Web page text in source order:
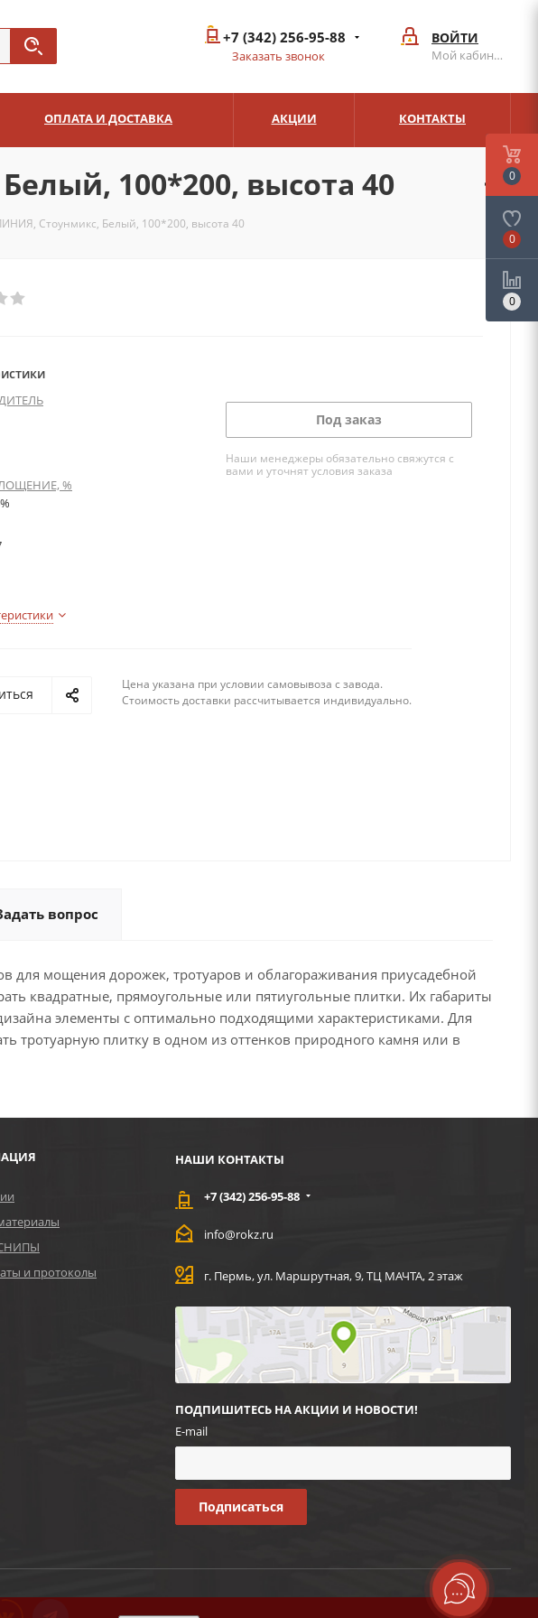
ВОЙТИ
Мой кабинет
+7 (342) 256-95-88
Заказать звонок
ОПЛАТА И ДОСТАВКА АКЦИИ КОНТАКТЫ
100*200, высота 40
Стоунмикс, Белый, 100*200, высота 40
%
Под заказ
Наши менеджеры обязательно свяжутся с
вами и уточнят условия заказа
Цена указана при условии самовывоза с завода.
Стоимость доставки рассчитывается индивидуально.
вопрос
мощения дорожек, тротуаров и облагораживания приусадебной
квадратные, прямоугольные или пятиугольные плитки. Их габариты
элементы с оптимально подходящими характеристиками. Для
тротуарную плитку в одном из оттенков природного камня или в
и протоколы
НАШИ КОНТАКТЫ
+7 (342) 256-95-88
info@rokz.ru
г. Пермь, ул. Маршрутная, 9, ТЦ МАЧТА, 2 этаж
ПОДПИШИТЕСЬ НА АКЦИИ И НОВОСТИ!
E-mail
0
0
0